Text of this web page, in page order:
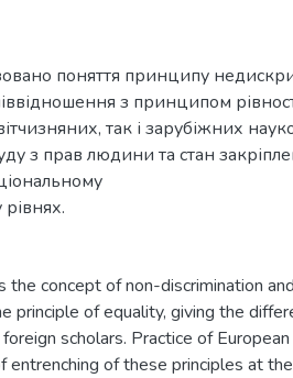
поняття принципу
з принципом
так і зарубіжних
з прав людини та стан
the concept of non-discrimination
principle of equality, giving the
scholars. Practice of
entrenching of these principles at